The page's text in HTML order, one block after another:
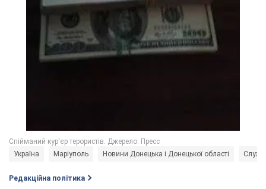
Україна Маріуполь Новини Донецька і Донецької області
Редакційна політика